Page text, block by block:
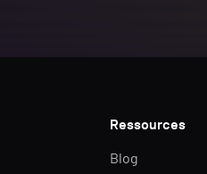
Ressources
Blog